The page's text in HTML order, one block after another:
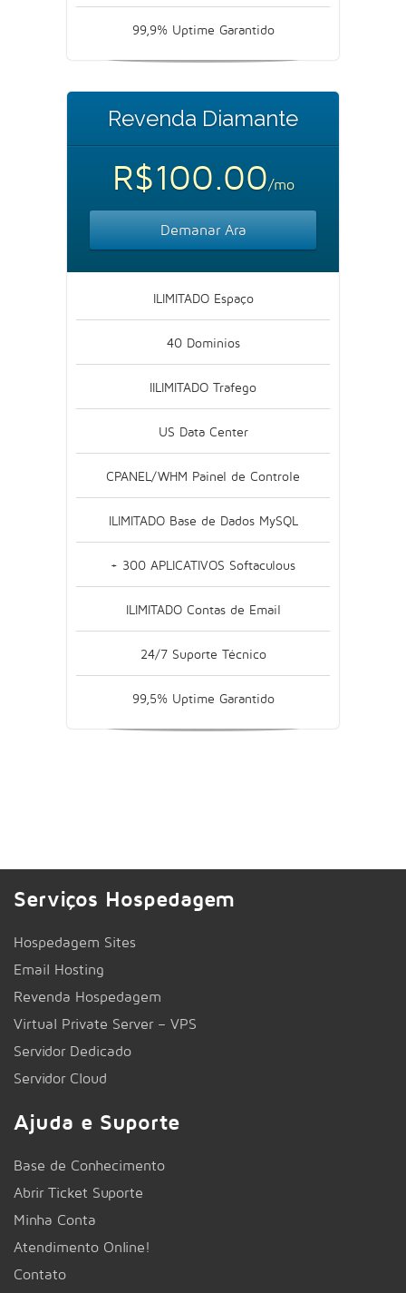
99,9% Uptime Garantido
Revenda Diamante
R$100.00/mo
Demanar Ara
ILIMITADO Espaço
40 Dominios
IILIMITADO Trafego
US Data Center
CPANEL/WHM Painel de Controle
ILIMITADO Base de Dados MySQL
+ 300 APLICATIVOS Softaculous
ILIMITADO Contas de Email
24/7 Suporte Técnico
99,5% Uptime Garantido
Serviços Hospedagem
Hospedagem Sites
Email Hosting
Revenda Hospedagem
Virtual Private Server – VPS
Servidor Dedicado
Servidor Cloud
Ajuda e Suporte
Base de Conhecimento
Abrir Ticket Suporte
Minha Conta
Atendimento Online!
Contato